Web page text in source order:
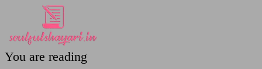
You are reading